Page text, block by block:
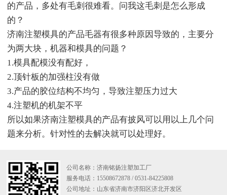
的产品，多处有毛刺很难看。问我这毛刺是怎么形成
的？
济南注塑模具的产品毛器有很多种原因导致的，主要分
为两大块，机器和模具的问题？
1.模具配模没有配好，
2.顶针板的加强柱没有做
3.产品的胶位结构不均匀，导致注塑压力过大
4.注塑机的机架不平
所以如果济南注塑模具的产品有披风可以用以上几个问
题来分析。针对性的去解决就可以处理好。
公司名称：济南铭扬注塑加工厂
服务电话：15508672878 / 0531-84225808
公司地址：山东省济南市济阳区济北开发区